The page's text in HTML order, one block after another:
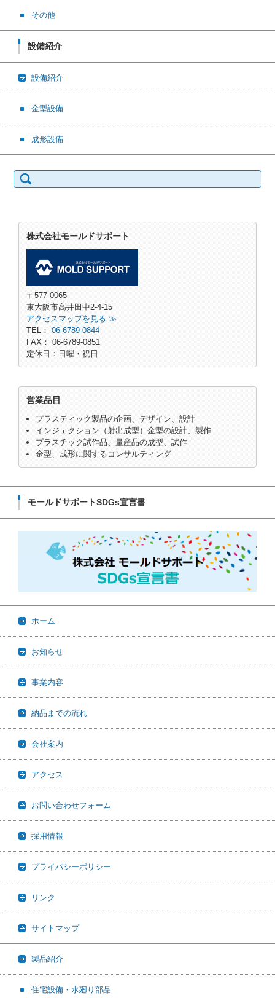
その他
設備紹介
設備紹介
金型設備
成形設備
検索:
株式会社モールドサポート
〒577-0065
東大阪市高井田中2-4-15
アクセスマップを見る ≫
TEL： 06-6789-0844
FAX： 06-6789-0851
定休日：日曜・祝日
営業品目
プラスティック製品の企画、デザイン、設計
インジェクション（射出成型）金型の設計、製作
プラスチック試作品、量産品の成型、試作
金型、成形に関するコンサルティング
モールドサポートSDGs宣言書
ホーム
お知らせ
事業内容
納品までの流れ
会社案内
アクセス
お問い合わせフォーム
採用情報
プライバシーポリシー
リンク
サイトマップ
製品紹介
住宅設備・水廻り部品